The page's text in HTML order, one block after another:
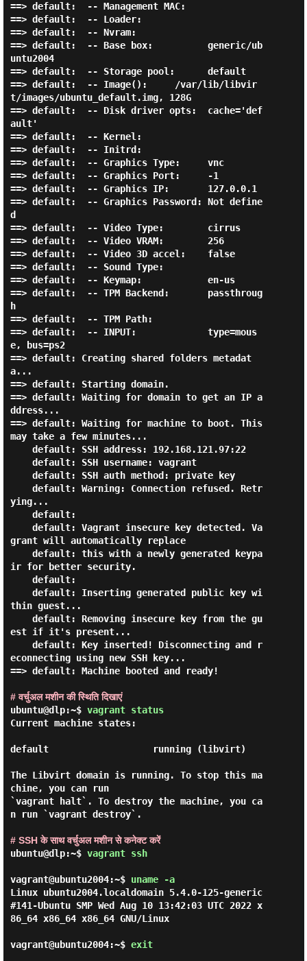
==> default:  -- Management MAC:
==> default:  -- Loader:
==> default:  -- Nvram:
==> default:  -- Base box:          generic/ub
untu2004
==> default:  -- Storage pool:      default
==> default:  -- Image():     /var/lib/libvir
t/images/ubuntu_default.img, 128G
==> default:  -- Disk driver opts:  cache='def
ault'
==> default:  -- Kernel:
==> default:  -- Initrd:
==> default:  -- Graphics Type:     vnc
==> default:  -- Graphics Port:     -1
==> default:  -- Graphics IP:       127.0.0.1
==> default:  -- Graphics Password: Not define
d
==> default:  -- Video Type:        cirrus
==> default:  -- Video VRAM:        256
==> default:  -- Video 3D accel:    false
==> default:  -- Sound Type:
==> default:  -- Keymap:            en-us
==> default:  -- TPM Backend:       passthroug
h
==> default:  -- TPM Path:
==> default:  -- INPUT:             type=mous
e, bus=ps2
==> default: Creating shared folders metadat
a...
==> default: Starting domain.
==> default: Waiting for domain to get an IP a
ddress...
==> default: Waiting for machine to boot. This
may take a few minutes...
ying...
grant will automatically replace
ir for better security.
thin guest...
est if it's present...
econnecting using new SSH key...
==> default: Machine booted and ready!
# वर्चुअल मशीन की स्थिति दिखाएं
ubuntu@dlp:~$ vagrant status
Current machine states:
default                   running (libvirt)
The Libvirt domain is running. To stop this ma
chine, you can run
`vagrant halt`. To destroy the machine, you ca
n run `vagrant destroy`.
# SSH के साथ वर्चुअल मशीन से कनेक्ट करें
ubuntu@dlp:~$ vagrant ssh
vagrant@ubuntu2004:~$ uname -a
Linux ubuntu2004.localdomain 5.4.0-125-generic
#141-Ubuntu SMP Wed Aug 10 13:42:03 UTC 2022 x
86_64 x86_64 x86_64 GNU/Linux
vagrant@ubuntu2004:~$ exit